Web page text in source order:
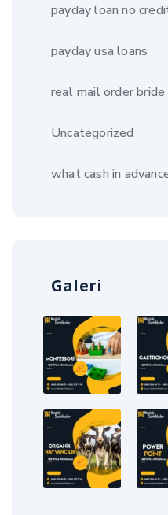
payday loan no
payday usa loans
real mail order
Uncategorized
what cash in
Galeri